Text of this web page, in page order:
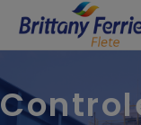
Información de